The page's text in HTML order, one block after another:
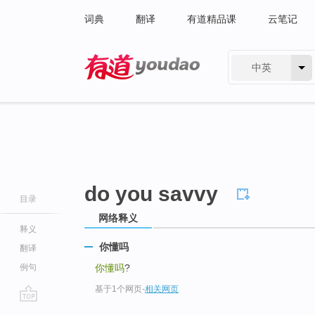
词典 翻译 有道精品课 云笔记
中英
目录
释义
翻译
例句
do you savvy
网络释义
你懂吗
你懂吗?
基于1个网页-相关网页